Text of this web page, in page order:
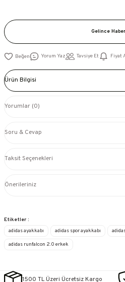
Gelince
Yorum Yaz Tavsiye Et Fiyat
Ürün Bilgisi
Yorumlar (0)
Soru & Cevap
Taksit Seçenekleri
Önerileriniz
Etiketler :
adidas ayakkabı
adidas spor ayakkabı
adidas runfalcon 2.0 erkek
1500 TL Üzeri Ücretsiz Kargo